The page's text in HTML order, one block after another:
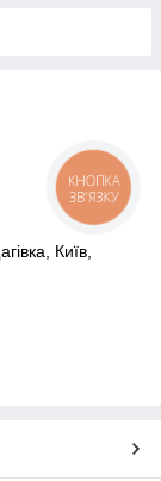
Київ,
КНОПКА
ЗВ'ЯЗКУ